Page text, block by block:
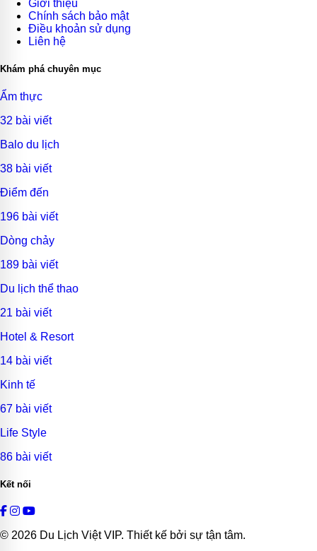
Giới thiệu
Chính sách bảo mật
Điều khoản sử dụng
Liên hệ
Khám phá chuyên mục
Ẩm thực
32 bài viết
Balo du lịch
38 bài viết
Điểm đến
196 bài viết
Dòng chảy
189 bài viết
Du lịch thể thao
21 bài viết
Hotel & Resort
14 bài viết
Kinh tế
67 bài viết
Life Style
86 bài viết
Kết nối
© 2026 Du Lịch Việt VIP. Thiết kế bởi sự tận tâm.